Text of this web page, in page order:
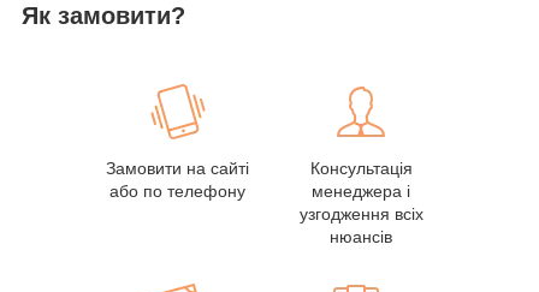
Як замовити?
Замовити на сайті
або по телефону
Консультація
менеджера і
узгодження всіх
нюансів